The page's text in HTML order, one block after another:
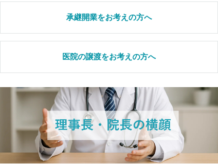
承継開業をお考えの方へ
医院の譲渡をお考えの方へ